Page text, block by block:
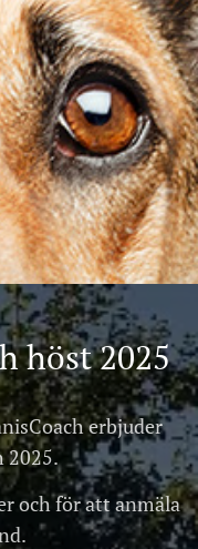
höst 2025
erbjuder
2025.
och för att anmäla